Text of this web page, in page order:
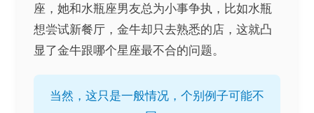
座，她和水瓶座男友总为小事争执，比如水瓶
想尝试新餐厅，金牛却只去熟悉的店，这就凸
显了金牛跟哪个星座最不合的问题。
当然，这只是一般情况，个别例子可能不